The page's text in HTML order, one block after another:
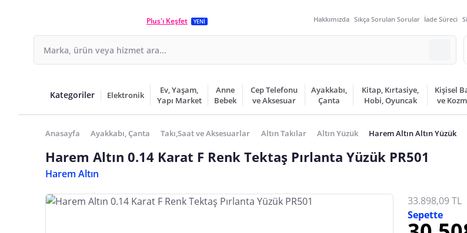
Plus'ı Keşfet YENİ Hakkımızda Sıkça Sorulan Sorular İade Süreci
Kategoriler Elektronik
Ev, Yaşam,
Yapı Market
Anne
Bebek
Cep Telefonu
ve Aksesuar
Ayakkabı,
Çanta
Kitap, Kırtasiye,
Hobi, Oyuncak
Kişisel
ve
Anasayfa Ayakkabı, Çanta Takı,Saat ve Aksesuarlar Altın Takılar Altın Yüzük Harem Altın Altın Yüzük
Harem Altın 0.14 Karat F Renk Tektaş Pırlanta Yüzük PR501
Harem Altın
33.898,09 TL
Sepette